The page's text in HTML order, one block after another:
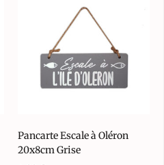
Pancarte Escale à Oléron
20x8cm Grise